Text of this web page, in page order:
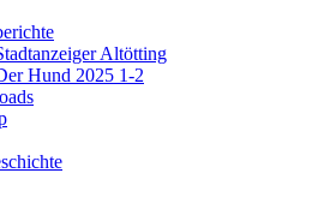
Altötting
Hund 2025 1-2